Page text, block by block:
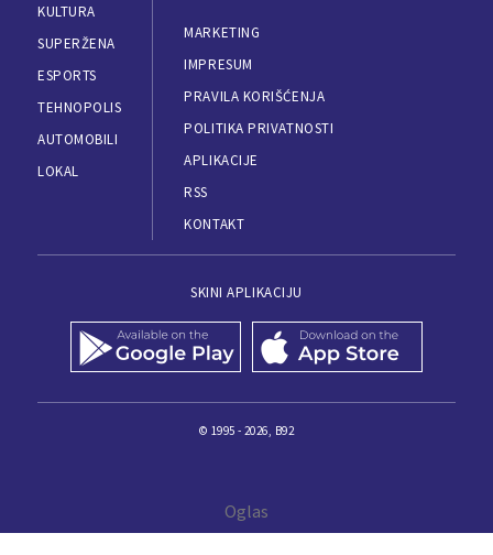
KULTURA
SUPERŽENA
ESPORTS
TEHNOPOLIS
AUTOMOBILI
LOKAL
MARKETING
IMPRESUM
PRAVILA KORIŠĆENJA
POLITIKA PRIVATNOSTI
APLIKACIJE
RSS
KONTAKT
SKINI APLIKACIJU
© 1995 - 2026, B92